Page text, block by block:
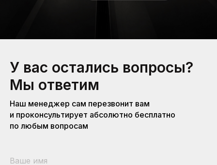
У вас остались вопросы?
Мы ответим
Наш менеджер сам перезвонит вам
и проконсультирует абсолютно бесплатно
по любым вопросам